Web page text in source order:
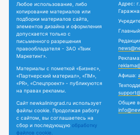
Любое использование, либо
копирование материалов или
подборки материалов сайта,
элементов дизайна и оформления
допускается только с
письменного разрешения
правообладателя - ЗАО «Твик
Маркетинг».
Материалы с пометкой «Бизнес»,
«Партнерский материал», «ПМ»,
«PR», «Спецпроект» - публикуются
на правах рекламы.
Сайт newkaliningrad.ru использует
файлы cookie. Продолжая работу
с сайтом, вы соглашаетесь на
сбор и последующую обработку
файлов cookie.
Адрес:
Реклама:
Афиша:
Общие